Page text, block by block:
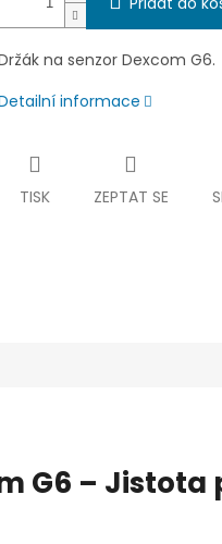
na senzor Dexcom G6.
informace
TISK ZEPTAT SE
G6 – Jistota